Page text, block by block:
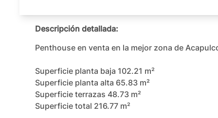
Descripción detallada:
Penthouse en venta en la mejor zona de
Superficie planta baja 102.21 m²
Superficie planta alta 65.83 m²
Superficie terrazas 48.73 m²
Superficie total 216.77 m²